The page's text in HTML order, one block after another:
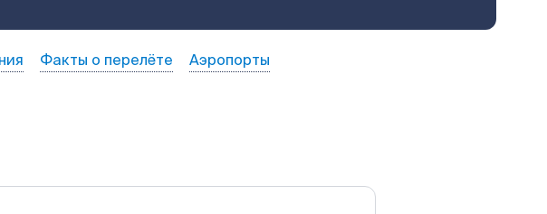
Факты о перелёте Аэропорты